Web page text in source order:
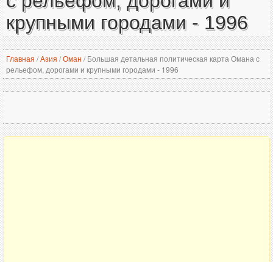
крупными городами - 1996
Главная /Азия /Оман /Большая детальная политическая карта Омана с
рельефом, дорогами и крупными городами - 1996